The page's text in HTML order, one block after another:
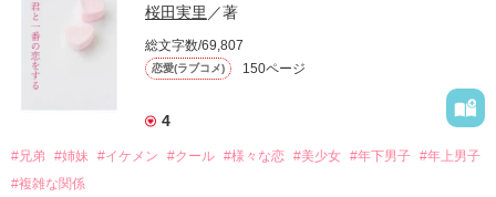
Funa Kagimine
×
学年1モテる意地悪なイケメン男子
Shuto Usui
貧困高校生の私は、住み込みの家事代行サービスのアルバイト
をすることになる。
そんな私の仕事先は……
だ、大人気アイドルグループの……寮！？
桜田実里 ／著
総文字数/69,807
恋愛(ラブコメ) 150ページ
4
#兄弟 #姉妹 #イケメン #クール #様々な恋 #美少女 #年下男子 #年上男子
#複雑な関係